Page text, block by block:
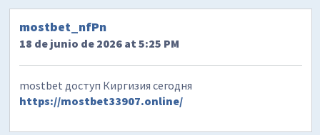
mostbet_nfPn
18 de junio de 2026 at 5:25 PM
mostbet доступ Киргизия сегодня
https://mostbet33907.online/